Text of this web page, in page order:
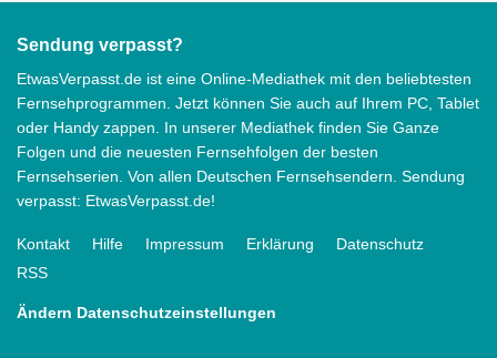
Sendung verpasst?
EtwasVerpasst.de ist eine Online-Mediathek mit den beliebtesten
Fernsehprogrammen. Jetzt können Sie auch auf Ihrem PC, Tablet
oder Handy zappen. In unserer Mediathek finden Sie Ganze
Folgen und die neuesten Fernsehfolgen der besten
Fernsehserien. Von allen Deutschen Fernsehsendern. Sendung
verpasst: EtwasVerpasst.de!
Kontakt Hilfe Impressum Erklärung
Datenschutz
RSS
Ändern Datenschutzeinstellungen